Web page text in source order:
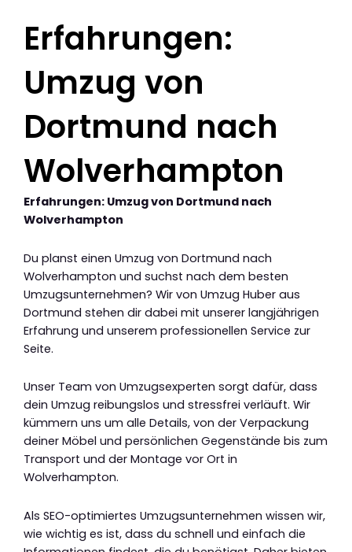
Erfahrungen:
Umzug von
Dortmund nach
Wolverhampton
Erfahrungen: Umzug von Dortmund nach
Wolverhampton
Du planst einen Umzug von Dortmund nach
Wolverhampton und suchst nach dem besten
Umzugsunternehmen? Wir von Umzug Huber aus
Dortmund stehen dir dabei mit unserer langjährigen
Erfahrung und unserem professionellen Service zur
Seite.
Unser Team von Umzugsexperten sorgt dafür, dass
dein Umzug reibungslos und stressfrei verläuft. Wir
kümmern uns um alle Details, von der Verpackung
deiner Möbel und persönlichen Gegenstände bis zum
Transport und der Montage vor Ort in
Wolverhampton.
Als SEO-optimiertes Umzugsunternehmen wissen wir,
wie wichtig es ist, dass du schnell und einfach die